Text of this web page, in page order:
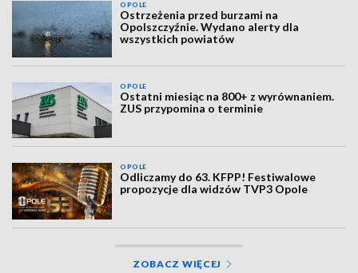
OPOLE
Ostrzeżenia przed burzami na
Opolszczyźnie. Wydano alerty dla
wszystkich powiatów
OPOLE
Ostatni miesiąc na 800+ z wyrównaniem.
ZUS przypomina o terminie
OPOLE
Odliczamy do 63. KFPP! Festiwalowe
propozycje dla widzów TVP3 Opole
ZOBACZ WIĘCEJ